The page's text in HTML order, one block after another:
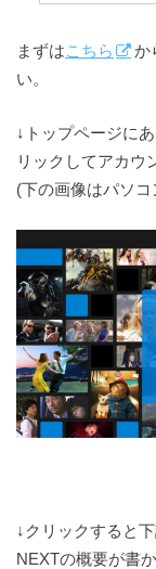
まずはこちら
か
い。
↓トップページに
リックしてアカウ
(下の画像はパソ
↓クリックすると
NEXTの概要が書